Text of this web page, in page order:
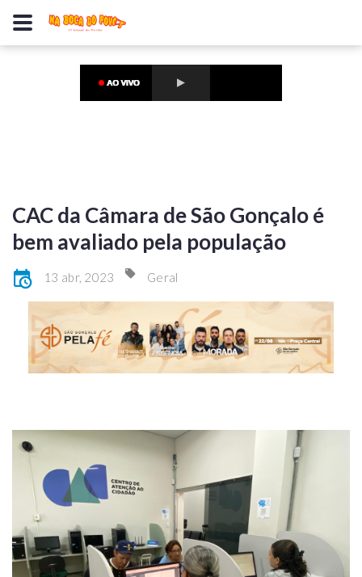
CAC da Câmara de São Gonçalo é
bem avaliado pela população
13 abr, 2023 Geral